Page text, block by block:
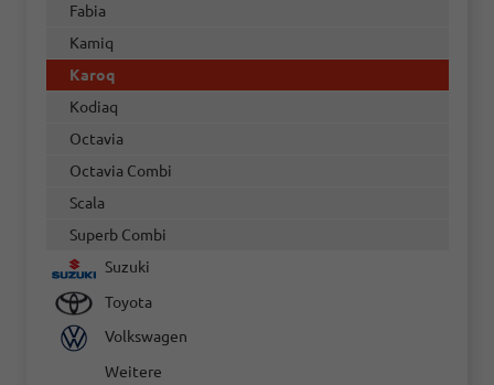
Fabia
Kamiq
Karoq
Kodiaq
Octavia
Octavia Combi
Scala
Superb Combi
Suzuki
Toyota
Volkswagen
Weitere